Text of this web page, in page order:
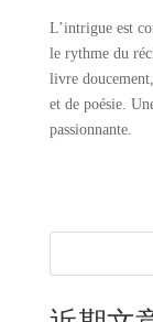
L’intrigue est
le rythme du
livre
et de poésie.
passionnante.